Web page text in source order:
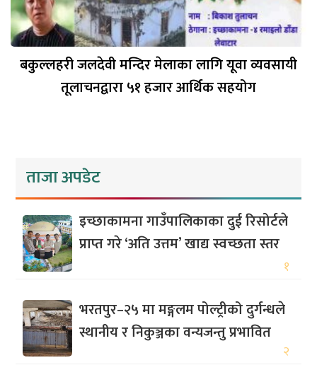
बकुल्लहरी जलदेवी मन्दिर मेलाका लागि यूवा व्यवसायी
तूलाचनद्वारा ५१ हजार आर्थिक सहयोग
ताजा अपडेट
इच्छाकामना गाउँपालिकाका दुई रिसोर्टले
प्राप्त गरे ‘अति उत्तम’ खाद्य स्वच्छता स्तर
१
भरतपुर–२५ मा मङ्गलम पोल्ट्रीको दुर्गन्धले
स्थानीय र निकुञ्जका वन्यजन्तु प्रभावित
२